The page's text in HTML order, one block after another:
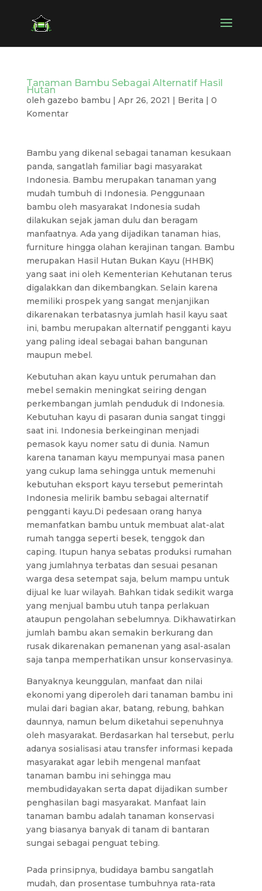
Tanaman Bambu Sebagai Alternatif Hasil
Hutan
oleh gazebo bambu | Apr 26, 2021 | Berita | 0
Komentar
Bambu yang dikenal sebagai tanaman kesukaan
panda, sangatlah familiar bagi masyarakat
Indonesia. Bambu merupakan tanaman yang
mudah tumbuh di Indonesia. Penggunaan
bambu oleh masyarakat Indonesia sudah
dilakukan sejak jaman dulu dan beragam
manfaatnya. Ada yang dijadikan tanaman hias,
furniture hingga olahan kerajinan tangan. Bambu
merupakan Hasil Hutan Bukan Kayu (HHBK)
yang saat ini oleh Kementerian Kehutanan terus
digalakkan dan dikembangkan. Selain karena
memiliki prospek yang sangat menjanjikan
dikarenakan terbatasnya jumlah hasil kayu saat
ini, bambu merupakan alternatif pengganti kayu
yang paling ideal sebagai bahan bangunan
maupun mebel.
Kebutuhan akan kayu untuk perumahan dan
mebel semakin meningkat seiring dengan
perkembangan jumlah penduduk di Indonesia.
Kebutuhan kayu di pasaran dunia sangat tinggi
saat ini. Indonesia berkeinginan menjadi
pemasok kayu nomer satu di dunia. Namun
karena tanaman kayu mempunyai masa panen
yang cukup lama sehingga untuk memenuhi
kebutuhan eksport kayu tersebut pemerintah
Indonesia melirik bambu sebagai alternatif
pengganti kayu.Di pedesaan orang hanya
memanfatkan bambu untuk membuat alat-alat
rumah tangga seperti besek, tenggok dan
caping. Itupun hanya sebatas produksi rumahan
yang jumlahnya terbatas dan sesuai pesanan
warga desa setempat saja, belum mampu untuk
dijual ke luar wilayah. Bahkan tidak sedikit warga
yang menjual bambu utuh tanpa perlakuan
ataupun pengolahan sebelumnya. Dikhawatirkan
jumlah bambu akan semakin berkurang dan
rusak dikarenakan pemanenan yang asal-asalan
saja tanpa memperhatikan unsur konservasinya.
Banyaknya keunggulan, manfaat dan nilai
ekonomi yang diperoleh dari tanaman bambu ini
mulai dari bagian akar, batang, rebung, bahkan
daunnya, namun belum diketahui sepenuhnya
oleh masyarakat. Berdasarkan hal tersebut, perlu
adanya sosialisasi atau transfer informasi kepada
masyarakat agar lebih mengenal manfaat
tanaman bambu ini sehingga mau
membudidayakan serta dapat dijadikan sumber
penghasilan bagi masyarakat. Manfaat lain
tanaman bambu adalah tanaman konservasi
yang biasanya banyak di tanam di bantaran
sungai sebagai penguat tebing.
Pada prinsipnya, budidaya bambu sangatlah
mudah, dan prosentase tumbuhnya rata-rata